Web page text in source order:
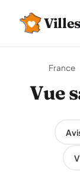
Villes
France
Vue